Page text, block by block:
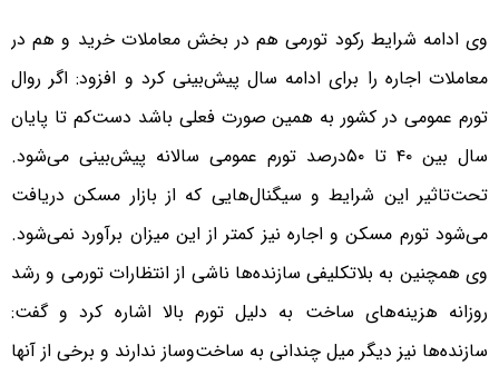
وی ادامه شرایط رکود تورمی هم در بخش معاملات خرید و هم در
معاملات اجاره را برای ادامه سال پیش‌بینی کرد و افزود: اگر روال
تورم عمومی در کشور به همین صورت فعلی باشد دست‌‌‌کم تا پایان
سال بین ۴۰ تا ۵۰‌درصد تورم عمومی سالانه پیش‌بینی می‌شود.
تحت‌تاثیر این شرایط و سیگنال‌‌‌هایی که از بازار مسکن دریافت
می‌شود تورم مسکن و اجاره‌‌‌ نیز کمتر از این میزان برآورد نمی‌شود.
وی همچنین به بلاتکلیفی سازنده‌‌‌ها ناشی از انتظارات تورمی و رشد
روزانه هزینه‌‌‌های ساخت به دلیل تورم بالا اشاره کرد و گفت:
سازنده‌‌‌ها نیز دیگر میل چندانی به ساخت‌وساز ندارند و برخی از آنها